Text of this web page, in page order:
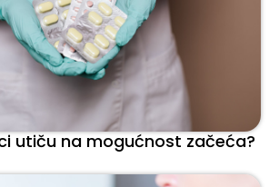
utiču na mogućnost začeća?